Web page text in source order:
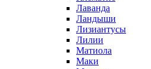
Лаванда
Ландыши
Лизиантусы
Лилии
Матиола
Маки